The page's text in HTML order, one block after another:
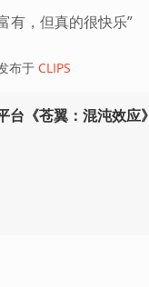
有，但真的很快乐”
布于 CLIPS
《苍翼：混沌效应》